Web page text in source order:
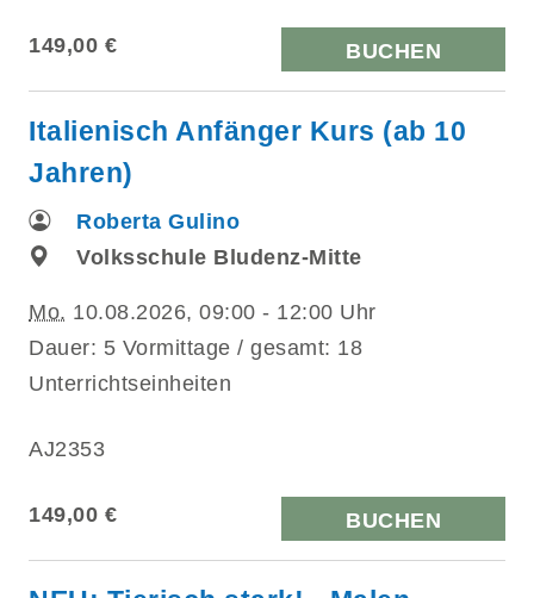
149,00 € BUCHEN
Italienisch Anfänger Kurs (ab 10
Jahren)
Roberta Gulino
Volksschule Bludenz-Mitte
Mo. 10.08.2026, 09:00 - 12:00 Uhr
Dauer: 5 Vormittage / gesamt: 18
Unterrichtseinheiten
AJ2353
149,00 € BUCHEN